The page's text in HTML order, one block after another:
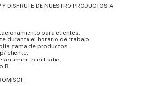
DISFRUTE DE NUESTRO PRODUCTOS A
para clientes.
durante el horario de trabajo.
gama de productos.
cliente.
del sitio.
B.